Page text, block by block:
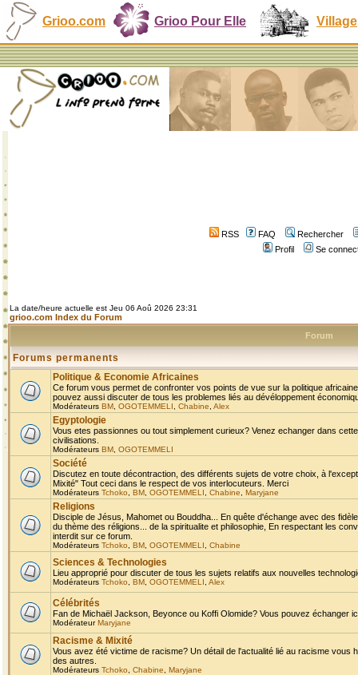
Grioo.com Grioo Pour Elle Village
RSS FAQ
Rechercher
Profil
Se
La date/heure actuelle est Jeu 06 Aoû 2026 23:31
grioo.com Index du Forum
Forum
Forums permanents
Politique & Economie Africaines
Ce forum vous permet de confronter vos points de vue sur la politique
pouvez aussi discuter de tous les problemes liés au dévéloppement
Modérateurs BM OGOTEMMELI Chabine Alex
Egyptologie
Vous etes passionnes ou tout simplement curieux? Venez echanger dans
civilisations.
Modérateurs BM OGOTEMMELI
Société
Discutez en toute décontraction, des différents sujets de votre choix, à
Mixité" Tout ceci dans le respect de vos interlocuteurs. Merci
Modérateurs Tchoko BM OGOTEMMELI Chabine Maryjane
Religions
Disciple de Jésus, Mahomet ou Bouddha... En quête d'échange avec des
du thème des réligions... de la spiritualite et philosophie, En respectant les
interdit sur ce forum.
Modérateurs Tchoko BM OGOTEMMELI Chabine
Sciences & Technologies
Lieu approprié pour discuter de tous les sujets relatifs aux nouvelles
Modérateurs Tchoko BM OGOTEMMELI Alex
Célébrités
Fan de Michaël Jackson, Beyonce ou Koffi Olomide? Vous pouvez échanger
ModérateurMaryjane
Racisme & Mixité
Vous avez été victime de racisme? Un détail de l'actualité lié au racisme
des autres.
Modérateurs Tchoko Chabine Maryjane